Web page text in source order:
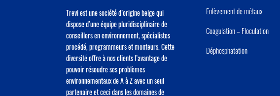
Trevi est une société d’origine belge qui
dispose d’une équipe pluridisciplinaire de
conseillers en environnement, spécialistes
procédé, programmeurs et monteurs. Cette
diversité offre à nos clients l’avantage de
pouvoir résoudre ses problèmes
environnementaux de A à Z avec un seul
partenaire et ceci dans les domaines de
Enlèvement de métaux
Coagulation – Floculation
Déphosphatation